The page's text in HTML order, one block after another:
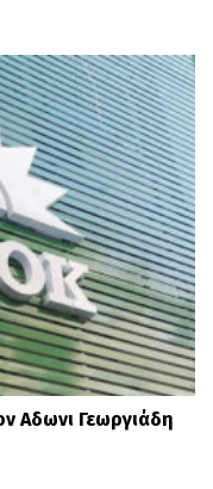
Αδωνι Γεωργιάδη